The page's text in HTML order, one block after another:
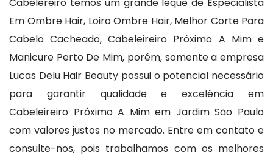
Em Ombre Hair, Loiro Ombre Hair, Melhor Corte Para
Cabelo Cacheado, Cabeleireiro Próximo A Mim e
Manicure Perto De Mim, porém, somente a empresa
Lucas Delu Hair Beauty possui o potencial necessário
para garantir qualidade e excelência em
Cabeleireiro Próximo A Mim em Jardim São Paulo
com valores justos no mercado. Entre em contato e
consulte-nos, pois trabalhamos com os melhores